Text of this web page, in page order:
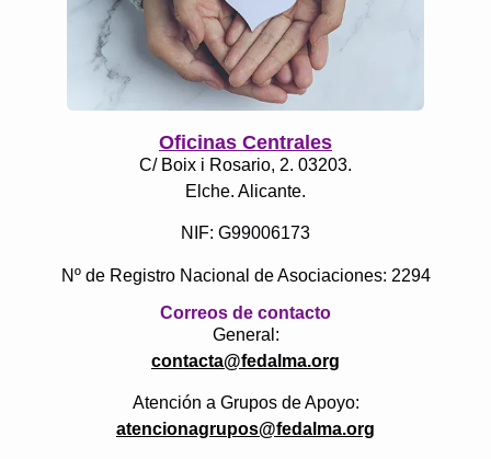
Oficinas Centrales
C/ Boix i Rosario, 2. 03203.
Elche. Alicante.
NIF: G99006173
Nº de Registro Nacional de Asociaciones: 2294
Correos de contacto
General:
contacta@fedalma.org
Atención a Grupos de Apoyo:
atencionagrupos@fedalma.org